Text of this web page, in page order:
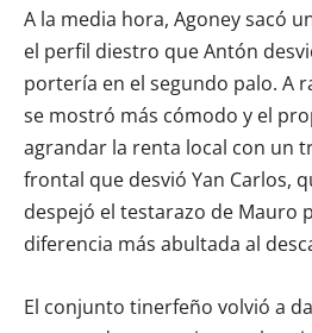
A la media hora, Agoney sacó
el perfil diestro que Antón
portería en el segundo palo. A
se mostró más cómodo y el
agrandar la renta local con un
frontal que desvió Yan Carlos,
despejó el testarazo de Mauro
diferencia más abultada al
El conjunto tinerfeño volvió a